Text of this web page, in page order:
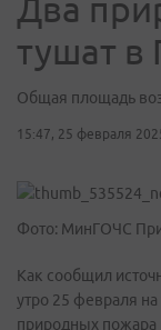
Два
тушат в
Общая площадь
15:47, 25 февраля
Фото: МинГОЧС
Как сообщил
утро 25 февраля на
природных пожара